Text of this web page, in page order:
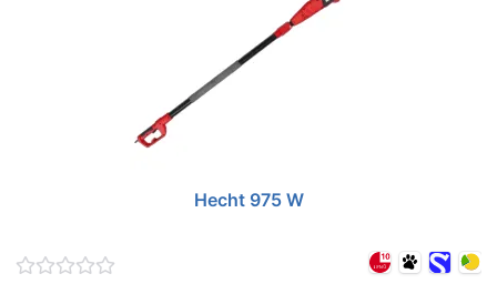
Hecht 975 W